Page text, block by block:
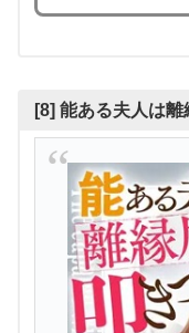
[8] 能ある夫人は